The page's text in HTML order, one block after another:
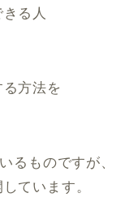
る人
方法を
るものですが、
ています。